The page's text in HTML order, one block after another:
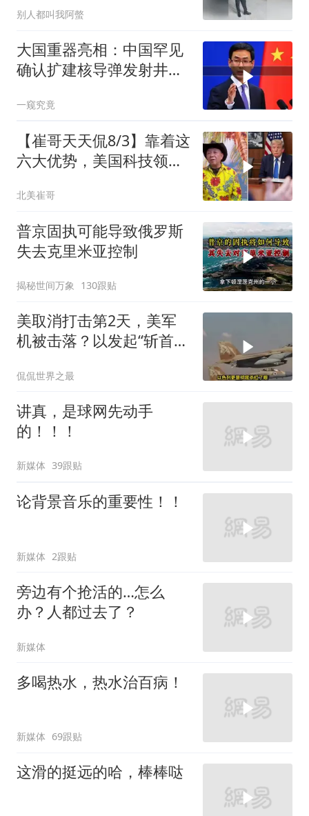
别人都叫我阿螫
大国重器亮相：中国罕见
确认扩建核导弹发射井铸
一窥究竟
【崔哥天天侃8/3】靠着这
六大优势，美国科技领军
北美崔哥
普京固执可能导致俄罗斯
失去克里米亚控制
揭秘世间万象 130跟贴
美取消打击第2天，美军
机被击落？以发起“斩首行
侃侃世界之最
讲真，是球网先动手
的！！！
新媒体 39跟贴
论背景音乐的重要性！！
新媒体 2跟贴
旁边有个抢活的…怎么
办？人都过去了？
新媒体
多喝热水，热水治百病！
新媒体 69跟贴
这滑的挺远的哈，棒棒哒